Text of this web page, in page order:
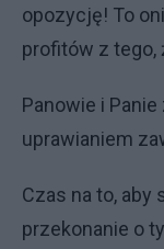
opozycję! To
profitów z tego,
Panowie i
uprawianiem
Czas na to, aby
przekonanie o